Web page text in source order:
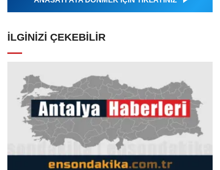
İLGINIZI ÇEKEBILIR